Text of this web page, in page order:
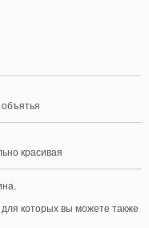
объятья
красивая
которых вы можете также